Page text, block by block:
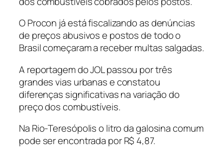
O Procon já está fiscalizando as denúncias
de preços abusivos e postos de todo o
Brasil começaram a receber multas salgadas.
A reportagem do JOL passou por três
grandes vias urbanas e constatou
diferenças significativas na variação do
preço dos combustíveis.
Na Rio-Teresópolis o litro da galosina comum
pode ser encontrada por R$ 4,87.